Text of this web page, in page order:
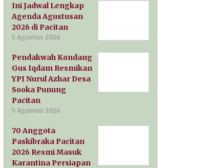
Ini Jadwal Lengkap
Agenda Agustusan
2026 di Pacitan
5 Agustus 2026
Pendakwah Kondang
Gus Iqdam Resmikan
YPI Nurul Azhar Desa
Sooka Punung
Pacitan
5 Agustus 2026
70 Anggota
Paskibraka Pacitan
2026 Resmi Masuk
Karantina Persiapan